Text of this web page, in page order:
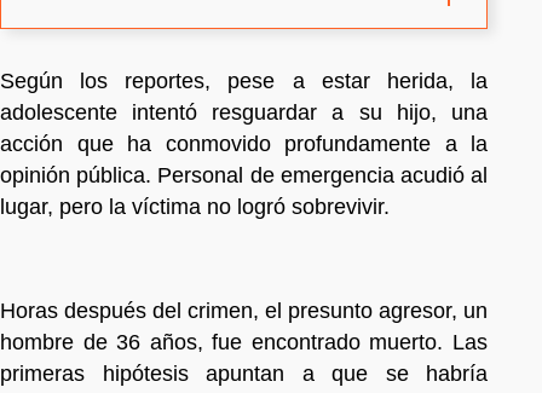
Según los reportes, pese a estar herida, la
adolescente intentó resguardar a su hijo, una
acción que ha conmovido profundamente a la
opinión pública. Personal de emergencia acudió al
lugar, pero la víctima no logró sobrevivir.
Horas después del crimen, el presunto agresor, un
hombre de 36 años, fue encontrado muerto. Las
primeras hipótesis apuntan a que se habría